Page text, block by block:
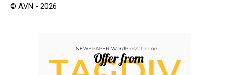
© AVN - 2026